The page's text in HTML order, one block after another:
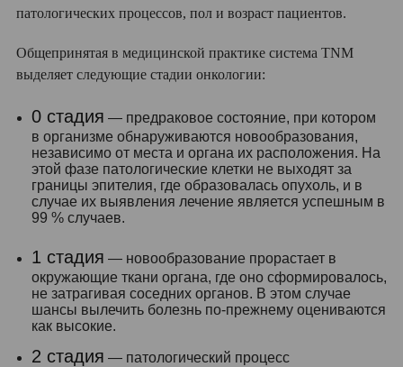
патологических процессов, пол и возраст пациентов.
Общепринятая в медицинской практике система TNM
выделяет следующие стадии онкологии:
0 стадия — предраковое состояние, при котором
в организме обнаруживаются новообразования,
независимо от места и органа их расположения. На
этой фазе патологические клетки не выходят за
границы эпителия, где образовалась опухоль, и в
случае их выявления лечение является успешным в
99 % случаев.
1 стадия — новообразование прорастает в
окружающие ткани органа, где оно сформировалось,
не затрагивая соседних органов. В этом случае
шансы вылечить болезнь по-прежнему оцениваются
как высокие.
2 стадия — патологический процесс